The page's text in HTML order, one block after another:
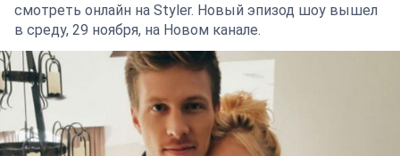
смотреть онлайн на Styler. Новый эпизод шоу вышел
в среду, 29 ноября, на Новом канале.